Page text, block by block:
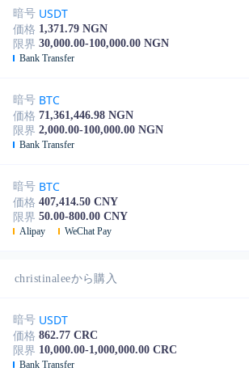
暗号 USDT
価格 1,371.79 NGN
限界 30,000.00-100,000.00 NGN
Bank Transfer
暗号 BTC
価格 71,361,446.98 NGN
限界 2,000.00-100,000.00 NGN
Bank Transfer
暗号 BTC
価格 407,414.50 CNY
限界 50.00-800.00 CNY
Alipay WeChat Pay
christinaleeから購入
暗号 USDT
価格 862.77 CRC
限界 10,000.00-1,000,000.00 CRC
Bank Transfer